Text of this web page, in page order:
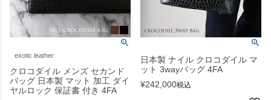
exotic leather
クロコダイル メンズ セカンド
バッグ 日本製 マット 加工 ダイ
ヤルロック 保証書 付き 4FA
日本製 ナイル クロコダイル マ
ット 3wayバッグ 4FA
¥242,000税込